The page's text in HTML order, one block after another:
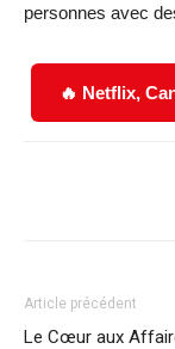
personnes avec
🔥 Netflix,
Article précédent
Le Cœur aux